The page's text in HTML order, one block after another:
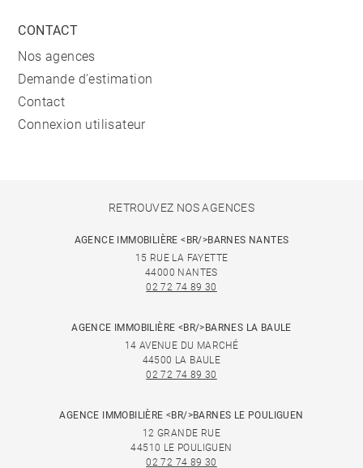
CONTACT
Nos agences
Demande d'estimation
Contact
Connexion utilisateur
RETROUVEZ NOS AGENCES
AGENCE IMMOBILIÈRE <BR/>BARNES NANTES
15 RUE LA FAYETTE
44000 NANTES
02 72 74 89 30
AGENCE IMMOBILIÈRE <BR/>BARNES LA BAULE
14 AVENUE DU MARCHÉ
44500 LA BAULE
02 72 74 89 30
AGENCE IMMOBILIÈRE <BR/>BARNES LE POULIGUEN
12 GRANDE RUE
44510 LE POULIGUEN
02 72 74 89 30